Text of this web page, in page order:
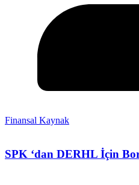
Finansal Kaynak
SPK ‘dan DERHL İçin